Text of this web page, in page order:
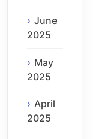
June
2025
May
2025
April
2025